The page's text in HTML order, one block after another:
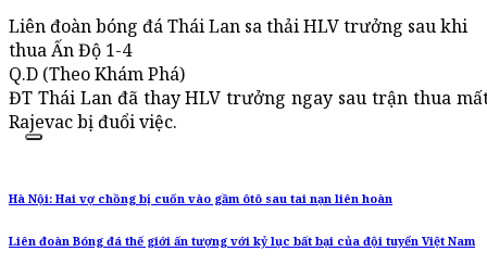
Liên đoàn bóng đá Thái Lan sa thải HLV trưởng sau khi
thua Ấn Độ 1-4
Q.D (Theo Khám Phá)
ĐT Thái Lan đã thay HLV trưởng ngay sau trận thua
Rajevac bị đuổi việc.
Hà Nội: Hai vợ chồng bị cuốn vào gầm ôtô sau tai nạn liên hoàn
Liên đoàn Bóng đá thế giới ấn tượng với kỷ lục bất bại của đội tuyển Việt Nam